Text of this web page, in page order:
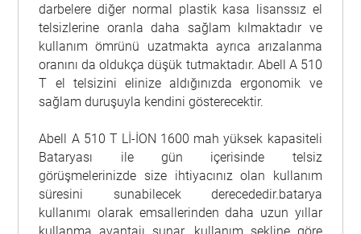
darbelere diğer normal plastik kasa lisanssız el
telsizlerine oranla daha sağlam kılmaktadır ve
kullanım ömrünü uzatmakta ayrıca arızalanma
oranını da oldukça düşük tutmaktadır. Abell A 510
T el telsizini elinize aldığınızda ergonomik ve
sağlam duruşuyla kendini gösterecektir.
Abell A 510 T Lİ-İON 1600 mah yüksek kapasiteli
Bataryası ile gün içerisinde telsiz
görüşmelerinizde size ihtiyacınız olan kullanım
süresini sunabilecek derecededir.batarya
kullanımı olarak emsallerinden daha uzun yıllar